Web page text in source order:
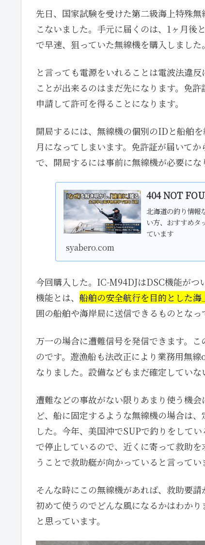
先日、国家試験を受けた第二級海上特殊
こないました。手元に届くのは、1ヶ月後
で早速、狙っていた無線機を購入しました。
と言っても電源をいれることは電波法違
ことが出来るのはまだ先になります。免
申請して許可を得ることになります。
開局するには、無線機の個別のIDと船舶
月になってしまいます。免許証が届いて
で、開局するには事前に無線機が必要にな
404 NOT
北海道の釣り情報
い方、おすすめタ
ています
syabero.com
今回購入した。IC-M94DJはDSC機能が
機能とは、 船舶の安全航行を目的とした
囲の船舶や海岸局に送信できるものとなっ
万一の場合に遭難信号を発信できます。
のです。遊漁船も法改正により業務用無
なりました。設備などもまだ確定してい
遭難などの事故がない限りあまり使う機
ど、船に固定するような無線機の場合は
した。今年、美国沖でSUPで釣りをして
で停止しているので、近くに寄って救助
うことで救助艇が向かっていると言ってい
そんな時にこの無線機があれば、救助要
初めて使うのでどんな風になるかはわか
と思っています。